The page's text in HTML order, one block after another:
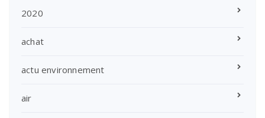
2020
achat
actu environnement
air